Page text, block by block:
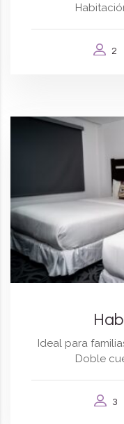
2
Ideal para
Doble
3